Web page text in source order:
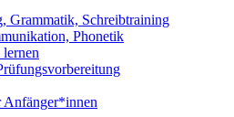
Grammatik, Schreibtraining
Phonetik